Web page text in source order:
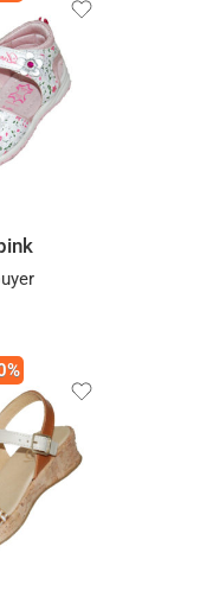
options